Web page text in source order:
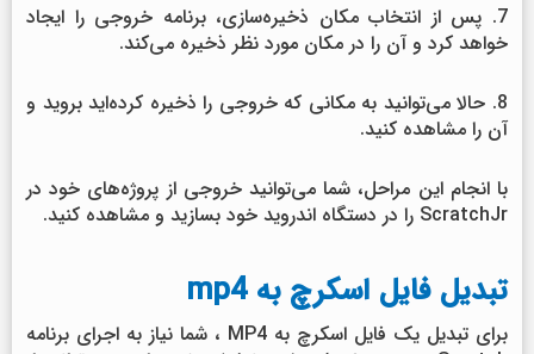
7. پس از انتخاب مکان ذخیره‌سازی، برنامه خروجی را ایجاد
خواهد کرد و آن را در مکان مورد نظر ذخیره می‌کند.
8. حالا می‌توانید به مکانی که خروجی را ذخیره کرده‌اید بروید و
آن را مشاهده کنید.
با انجام این مراحل، شما می‌توانید خروجی از پروژه‌های خود در
ScratchJr را در دستگاه اندروید خود بسازید و مشاهده کنید.
تبدیل فایل اسکرچ به mp4
برای تبدیل یک فایل اسکرچ به MP4 ، شما نیاز به اجرای برنامه